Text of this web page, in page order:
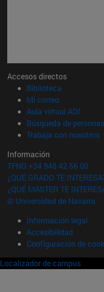
Accesos directos
Biblioteca
Mi correo(abre en
Aula virtual ADI
Búsqueda de personas
Trabaja con nosotros
Información
TFNO +34 948 42 56 00
¿QUÉ GRADO TE
¿QUÉ MÁSTER TE
© Universidad de Navarra
Información legal
Accesibilidad
Configuración de
Localizador de campus